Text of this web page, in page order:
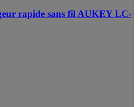
rapide sans fil AUKEY LC-